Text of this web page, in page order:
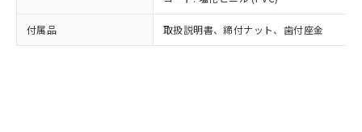
付属品 取扱説明書、締付ナット、歯付座金
メンバーズにご登録されている必要が
お客様が当ウェブサイト上で当社にご
及ぼさない年数を意味します。
「－」：未確認です。当社販売部門へお問
い合わせください。
り引きをいたしません。